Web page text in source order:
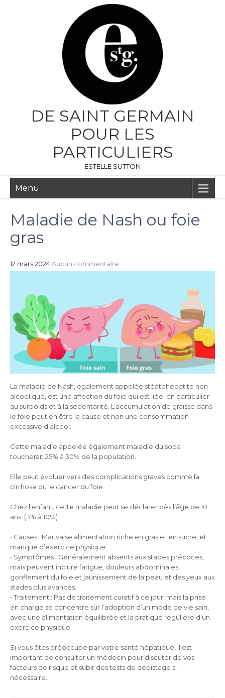
DE SAINT GERMAIN
POUR LES
PARTICULIERS
ESTELLE SUTTON
Menu
Maladie de Nash ou foie
gras
12 mars 2024Aucun commentaire
La maladie de Nash, également appelée stéatohépatite non
alcoolique, est une affection du foie qui est liée, en particulier
au surpoids et à la sédentarité. L’accumulation de graisse dans
le foie peut en être la cause et non une consommation
excessive d’alcool.
Cette maladie appelée également maladie du soda
toucherait 25% à 30% de la population.
Elle peut évoluer vers des complications graves comme la
cirrhose ou le cancer du foie.
Chez l’enfant, cette maladie peut se déclarer dès l’âge de 10
ans. (3% à 10%)
• Causes : Mauvaise alimentation riche en gras et en sucre, et
manque d’exercice physique.
• Symptômes : Généralement absents aux stades précoces,
mais peuvent inclure fatigue, douleurs abdominales,
gonflement du foie et jaunissement de la peau et des yeux aux
stades plus avancés.
• Traitement : Pas de traitement curatif à ce jour, mais la prise
en charge se concentre sur l’adoption d’un mode de vie sain,
avec une alimentation équilibrée et la pratique régulière d’un
exercice physique.
Si vous êtes préoccupé par votre santé hépatique, il est
important de consulter un médecin pour discuter de vos
facteurs de risque et subir des tests de dépistage si
nécessaire.